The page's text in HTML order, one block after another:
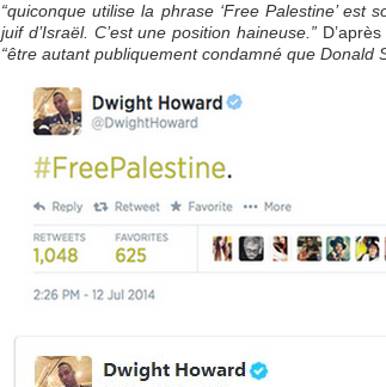
“quiconque utilise la phrase ‘Free Palestine’ est
juif d’Israël. C’est une position haineuse.”D’après
“être autant publiquement condamné que Donald